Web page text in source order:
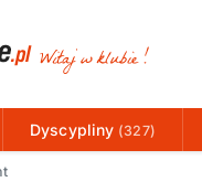
Dyscypliny (327)